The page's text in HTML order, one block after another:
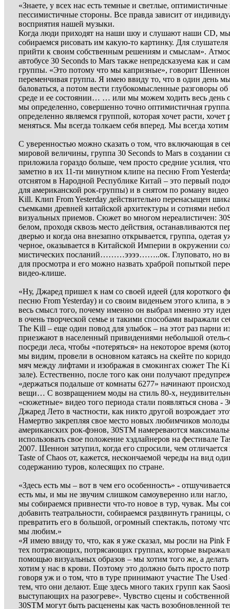
«Знаете, у всех нас есть темные и светлые, оптимистичные
пессимистичные стороны. Все правда зависит от
восприятия нашей музыки.
Когда люди приходят на наши шоу и слушают наши CD,
собираемся рисовать им какую-то картинку. Для
прийти к своим собственным решениям и смыслам».
автобусе 30 Seconds to Mars также непредсказуема как и
группы. «Это потому что мы капризные», говорит
переменчивая группа. Я имею ввиду то, что в один день
баловаться, а потом вести глубокомысленные разговоры
среде и ее состоянии… … или мы можем ходить весь
мы определенно, совершенно точно оптимистичная
определенно являемся группой, которая хочет расти, хочет
меняться. Мы всегда толкаем себя вперед. Мы всегда хотим
С уверенностью можно сказать о том, что включающая в
мировой величины, группа 30 Seconds to Mars в создании
приложила гораздо больше, чем просто средние усилия,
заметно в их 11-ти минутном клипе на песню From
отснятом в Народной Республике Китай – это первый
для американской рок-группы) и в снятом по роману
Kill. Клип From Yesterday действительно перенасыщен
съемками древней китайской архитектуры и сотнями
визуальных приемов. Сюжет во многом нереалистичен:
белом, проходя сквозь место действия, останавливаются
дверью и когда она внезапно открывается, группа, одетая
черное, оказывается в Китайской Империи в окружении
мистических посланий………ээээ……..ок. Глуповато, но
для просмотра и его можно назвать храброй попыткой
видео-клише.
«Ну, Джаред пришел к нам со своей идеей (для короткого
песню From Yesterday) и со своим виденьем этого клипа, в
весь смысл того, почему именно он выбрал именно эту
в очень творческой семье и такими способами выражали
The Kill – еще один повод для улыбок – на этот раз парни
приезжают в населенный привидениями небольшой отель-
посреди леса, чтобы «потеряться» на некоторое время
мы видим, провели в основном катаясь на скейте по
мяч между лифтами и изображая в смокингах сюжет The
зале). Естественно, после того как они получают
«держаться подальше от комнаты 6277» начинают
вещи… С возвращением моды на стиль 80-х,
«сюжетные» видео того периода стали появляться снова -
Джаред Лето в частности, как никто другой возрождает
Намертво закрепляя свое место новых любимчиков
американских рок-фэнов, 30STM намереваются
использовать свое положение хэдлайнеров на фестивале
2007. Шеннон затупил, когда его спросили, чем
Taste of Chaos от, кажется, нескончаемой череды на вид
содержанию туров, колесящих по стране.
«Здесь есть мы – вот в чем его особенность» -
есть мы, и мы не звучим слишком самоуверенно или нагло,
мы собираемся привнести что-то новое в тур, чувак. Мы
добавить театральности, собираемся раздвинуть границы,
превратить его в большой, огромный спектакль, потому
мы любим.»
«Я имею ввиду то, что, как я уже сказал, мы росли на Pink
тех потрясающих, потрясающих группах, которые
помощью визуальных образов – мы хотим того же, а
хотим у нас в крови. Поэтому это должно быть просто
говоря уж и о том, что в туре принимают участие The
тем, что они делают. Еще здесь много таких групп как
выступающих на разогреве». Чувство сцены и
30STM могут быть расценены как часть возобновленной